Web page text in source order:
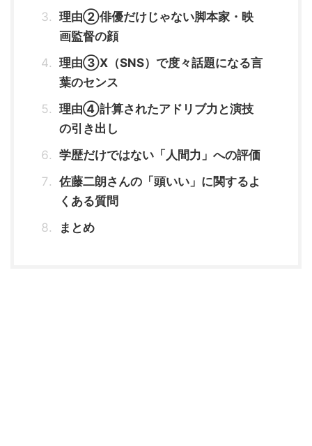
理由②俳優だけじゃない脚本家・映
画監督の顔
理由③X（SNS）で度々話題になる言
葉のセンス
理由④計算されたアドリブ力と演技
の引き出し
学歴だけではない「人間力」への評価
佐藤二朗さんの「頭いい」に関するよ
くある質問
まとめ